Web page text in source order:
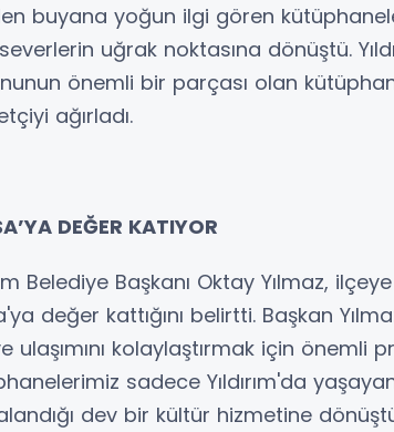
buyana yoğun ilgi gören
uğrak noktasına dönüştü.
önemli bir parçası olan
ağırladı.
DEĞER KATIYOR
Belediye Başkanı Oktay Yılmaz,
değer kattığını belirtti. Başkan
ulaşımını kolaylaştırmak için önemli
sadece Yıldırım'da
dev bir kültür hizmetine